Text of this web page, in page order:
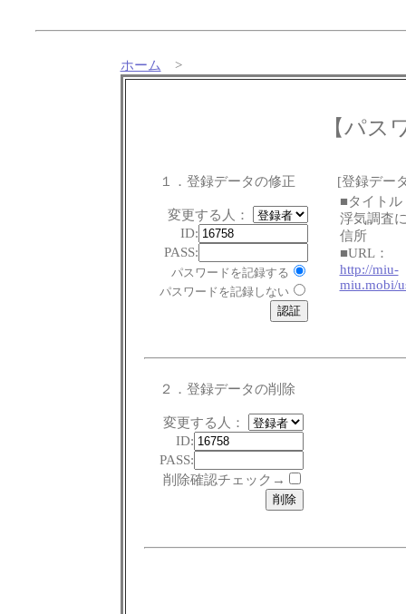
ホーム >
【パス
１．登録データの修正
変更する人：
ID:
PASS:
パスワードを記録する
パスワードを記録しない
[登録デー
■タイトル
浮気調査
信所
■URL：
http://miu-
miu.mobi/
２．登録データの削除
変更する人：
ID:
PASS:
削除確認チェック→